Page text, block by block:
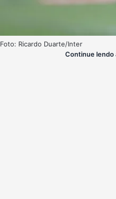
Foto: Ricardo Duarte/Inter
Continue lendo